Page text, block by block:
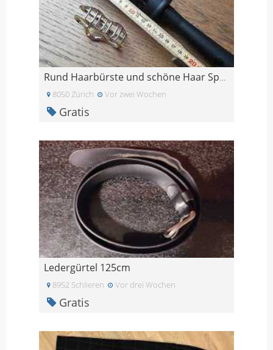
Rund Haarbürste und schöne Haar Spange in Silber
8050 Zürich Vor zwei Wochen
Gratis
Ledergürtel 125cm
8952 Schlieren Vor drei Wochen
Gratis